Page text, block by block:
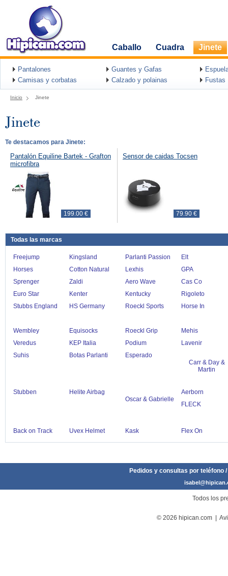
Caballo Cuadra Jinete
Pantalones Guantes y Gafas
Camisas y corbatas
Calzado y polainas Fustas
Inicio Jinete
Jinete
Te destacamos para Jinete:
Pantalón Equiline Bartek - Grafton
microfibra
199.00 €
Sensor de caidas Tocsen
79.90 €
Todas las marcas
Freejump Kingsland Parlanti Passion
Elt
Horses
Cotton Natural Lexhis
GPA
Sprenger
Zaldi Aero Wave
Cas Co
Euro Star
Kenter Kentucky
Rigoleto
Stubbs England
HS Germany Roeckl Sports Horse In
Wembley Equisocks Roeckl Grip
Mehis
Veredus
KEP Italia Podium
Lavenir
Suhis
Botas Parlanti
Esperado
Carr & Day &
Martin
Stubben
Helite Airbag
Oscar & Gabrielle
Aerborn
FLECK
Back on Track Uvex Helmet Kask Flex On
Pedidos y consultas por teléfono
Todos los
© 2026 hipican.com |